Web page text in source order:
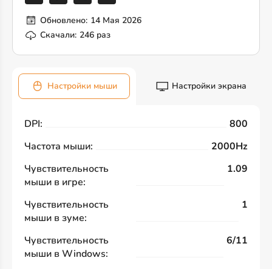
Обновлено: 14 Мая 2026
Скачали: 246 раз
Настройки мыши Настройки экрана
DPI:
800
Частота мыши:
2000Hz
Чувствительность
мыши в игре:
1.09
Чувствительность
мыши в зуме:
1
Чувствительность
мыши в Windows:
6/11